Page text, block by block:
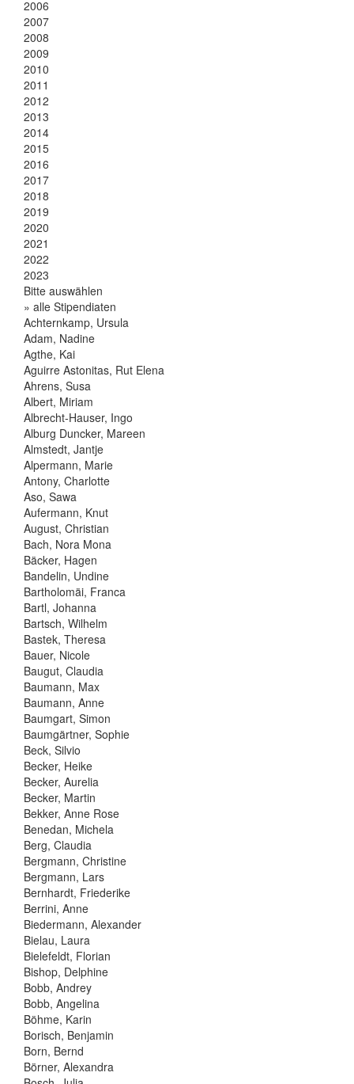
2006
2007
2008
2009
2010
2011
2012
2013
2014
2015
2016
2017
2018
2019
2020
2021
2022
2023
Bitte auswählen
» alle Stipendiaten
Achternkamp, Ursula
Adam, Nadine
Agthe, Kai
Aguirre Astonitas, Rut Elena
Ahrens, Susa
Albert, Miriam
Albrecht-Hauser, Ingo
Alburg Duncker, Mareen
Almstedt, Jantje
Alpermann, Marie
Antony, Charlotte
Aso, Sawa
Aufermann, Knut
August, Christian
Bach, Nora Mona
Bäcker, Hagen
Bandelin, Undine
Bartholomäi, Franca
Bartl, Johanna
Bartsch, Wilhelm
Bastek, Theresa
Bauer, Nicole
Baugut, Claudia
Baumann, Max
Baumann, Anne
Baumgart, Simon
Baumgärtner, Sophie
Beck, Silvio
Becker, Heike
Becker, Aurelia
Becker, Martin
Bekker, Anne Rose
Benedan, Michela
Berg, Claudia
Bergmann, Christine
Bergmann, Lars
Bernhardt, Friederike
Berrini, Anne
Biedermann, Alexander
Bielau, Laura
Bielefeldt, Florian
Bishop, Delphine
Bobb, Andrey
Bobb, Angelina
Böhme, Karin
Borisch, Benjamin
Born, Bernd
Börner, Alexandra